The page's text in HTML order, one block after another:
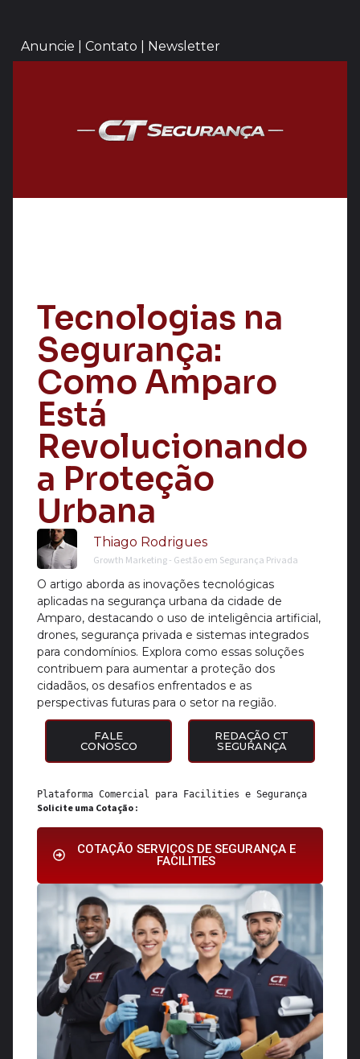
Anuncie | Contato | Newsletter
Tecnologias na
Segurança:
Como Amparo
Está
Revolucionando
a Proteção
Urbana
Thiago Rodrigues
Growth Marketing - Gestão em Segurança Privada
O artigo aborda as inovações tecnológicas
aplicadas na segurança urbana da cidade de
Amparo, destacando o uso de inteligência artificial,
drones, segurança privada e sistemas integrados
para condomínios. Explora como essas soluções
contribuem para aumentar a proteção dos
cidadãos, os desafios enfrentados e as
perspectivas futuras para o setor na região.
FALE
CONOSCO
REDAÇÃO CT
SEGURANÇA
Plataforma Comercial para Facilities e Segurança
Solicite uma Cotação :
COTAÇÃO SERVIÇOS DE SEGURANÇA E
FACILITIES